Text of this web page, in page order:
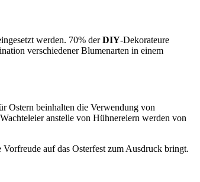
werden. 70% derDIY-Dekorateure
verschiedener Blumenarten in einem
Ostern beinhalten die Verwendung von
anstelle von Hühnereiern werden von
auf das Osterfest zum Ausdruck bringt.